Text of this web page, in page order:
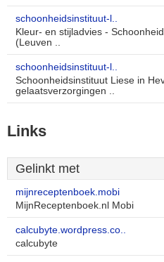
schoonheidsinstituut-l..
Kleur- en stijladvies -
(Leuven ..
schoonheidsinstituut-l..
Schoonheidsinstituut Liese in
gelaatsverzorgingen ..
Links
Gelinkt met
mijnreceptenboek.mobi
MijnReceptenboek.nl Mobi
calcubyte.wordpress.co..
calcubyte